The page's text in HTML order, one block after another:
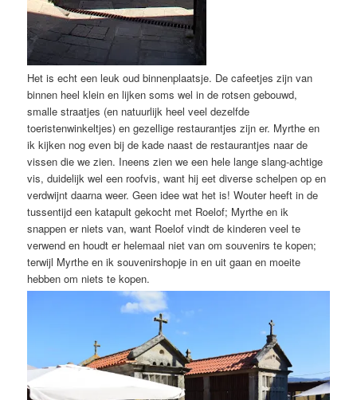
Het is echt een leuk oud binnenplaatsje. De cafeetjes zijn van
binnen heel klein en lijken soms wel in de rotsen gebouwd,
smalle straatjes (en natuurlijk heel veel dezelfde
toeristenwinkeltjes) en gezellige restaurantjes zijn er. Myrthe en
ik kijken nog even bij de kade naast de restaurantjes naar de
vissen die we zien. Ineens zien we een hele lange slang-achtige
vis, duidelijk wel een roofvis, want hij eet diverse schelpen op en
verdwijnt daarna weer. Geen idee wat het is! Wouter heeft in de
tussentijd een katapult gekocht met Roelof; Myrthe en ik
snappen er niets van, want Roelof vindt de kinderen veel te
verwend en houdt er helemaal niet van om souvenirs te kopen;
terwijl Myrthe en ik souvenirshopje in en uit gaan en moeite
hebben om niets te kopen.